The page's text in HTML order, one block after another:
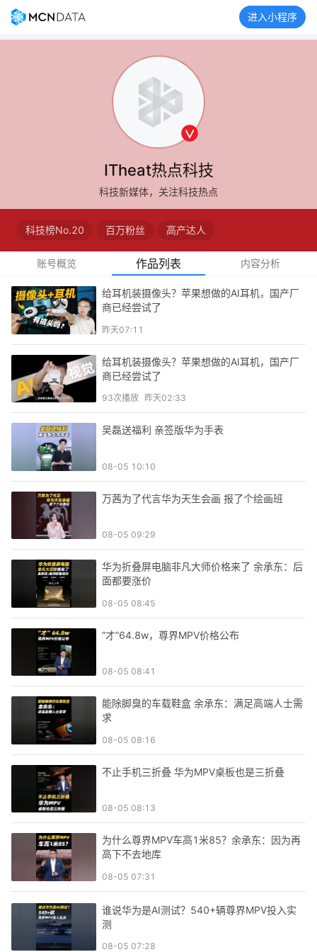
进入小程序
ITheat热点科技
科技新媒体，关注科技热点
科技榜No.20 百万粉丝 高产达人
账号概览 作品列表 内容分析
给耳机装摄像头？苹果想做的AI耳机，国产厂
商已经尝试了
昨天07:11
给耳机装摄像头？苹果想做的AI耳机，国产厂
商已经尝试了
93次播放 昨天02:33
吴磊送福利 亲签版华为手表
08-05 10:10
万茜为了代言华为天生会画 报了个绘画班
08-05 09:29
华为折叠屏电脑非凡大师价格来了 余承东：后
面都要涨价
08-05 08:45
“才”64.8w，尊界MPV价格公布
08-05 08:41
能除脚臭的车载鞋盒 余承东：满足高端人士需
求
08-05 08:16
不止手机三折叠 华为MPV桌板也是三折叠
08-05 08:13
为什么尊界MPV车高1米85？余承东：因为再
高下不去地库
08-05 07:31
谁说华为是AI测试？540+辆尊界MPV投入实
测
08-05 07:28